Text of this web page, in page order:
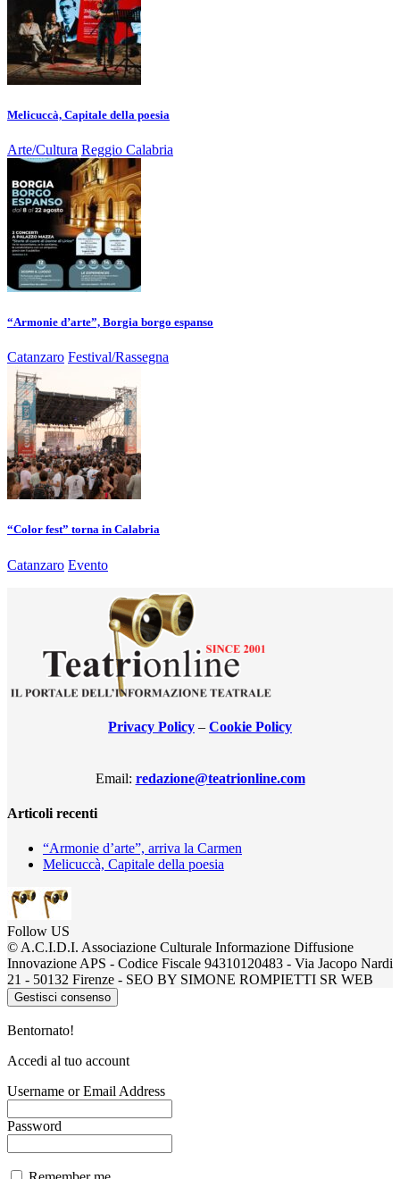
Melicuccà, Capitale della poesia
Arte/Cultura Reggio Calabria
“Armonie d’arte”, Borgia borgo espanso
Catanzaro Festival/Rassegna
“Color fest” torna in Calabria
Catanzaro Evento
Privacy Policy – Cookie Policy
Email: redazione@teatrionline.com
Articoli recenti
“Armonie d’arte”, arriva la Carmen
Melicuccà, Capitale della poesia
Follow US
© A.C.I.D.I. Associazione Culturale Informazione Diffusione
Innovazione APS - Codice Fiscale 94310120483 - Via Jacopo Nardi
21 - 50132 Firenze - SEO BY SIMONE ROMPIETTI SR WEB
Gestisci consenso
Bentornato!
Accedi al tuo account
Username or Email Address
Password